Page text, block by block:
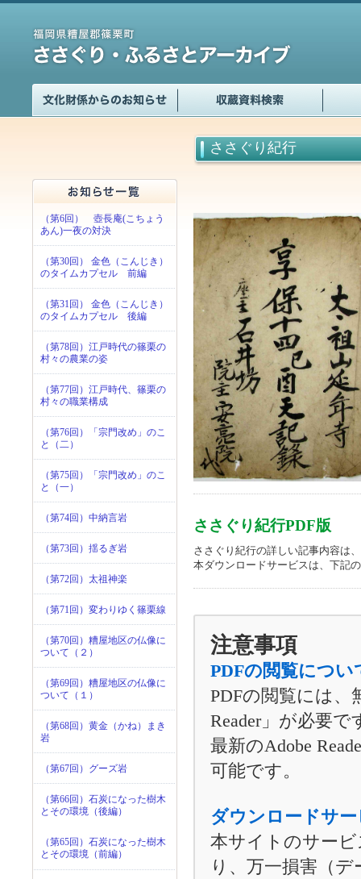
（第6回） 壺長庵(こちょう
あん)一夜の対決
（第30回） 金色（こんじき）
のタイムカプセル 前編
（第31回） 金色（こんじき）
のタイムカプセル 後編
（第78回）江戸時代の篠栗の
村々の農業の姿
（第77回）江戸時代、篠栗の
村々の職業構成
（第76回）「宗門改め」のこ
と（二）
（第75回）「宗門改め」のこ
と（一）
（第74回）中納言岩
（第73回）揺るぎ岩
（第72回）太祖神楽
（第71回）変わりゆく篠栗線
（第70回）糟屋地区の仏像に
ついて（２）
（第69回）糟屋地区の仏像に
ついて（１）
（第68回）黄金（かね）まき
岩
（第67回）グーズ岩
（第66回）石炭になった樹木
とその環境（後編）
（第65回）石炭になった樹木
とその環境（前編）
ささぐり紀行
ささぐり紀行PDF版
ささぐり紀行の詳しい記事内容は
本ダウンロードサービスは、下記
注意事項
PDFの閲覧につい
PDFの閲覧には、
Reader」が必要で
最新のAdobe
可能です。
ダウンロードサ
本サイトのサー
り、万一損害（